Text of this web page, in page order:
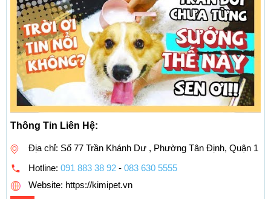
Thông Tin Liên Hệ:
Địa chỉ: Số 77 Trần Khánh Dư , Phường Tân Định, Quận 1
Hotline: 091 883 38 92 - 083 630 5555
Website: https://kimipet.vn